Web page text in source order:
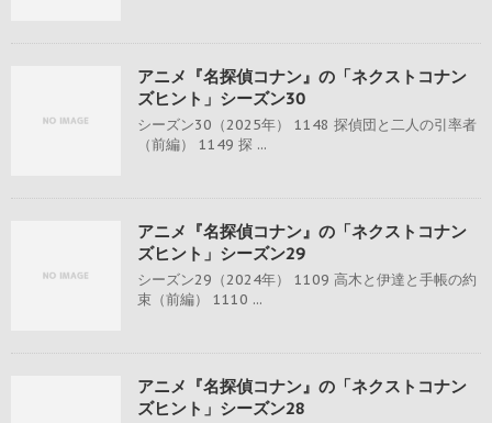
アニメ『名探偵コナン』の「ネクストコナン
ズヒント」シーズン30
シーズン30（2025年） 1148 探偵団と二人の引率者
（前編） 1149 探 ...
アニメ『名探偵コナン』の「ネクストコナン
ズヒント」シーズン29
シーズン29（2024年） 1109 高木と伊達と手帳の約
束（前編） 1110 ...
アニメ『名探偵コナン』の「ネクストコナン
ズヒント」シーズン28